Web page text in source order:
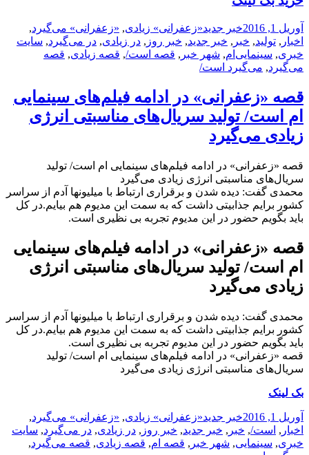
ارسال
شده
در
آوریل 1, 2016 نویسنده
دسته‌ها
خبر جدیدبرچسب‌ها
«زعفرانی» زیادی, «زعفرانی» می‌گیرد,
اخبار , تولید, خبر , خبر جدید, خبر روز , در زیادی, در می‌گیرد, سایت
خبری, سینمایی‌ام, شهر خبر , قصه است/, قصه زیادی, قصه
می‌گیرد, می‌گیرد است/
قصه «زعفرانی» در ادامه فیلم‌های سینمایی
ام است/ تولید سریال‌های مناسبتی انرژی
زیادی می‌گیرد
قصه «زعفرانی» در ادامه فیلم‌های سینمایی ام است/ تولید
سریال‌های مناسبتی انرژی زیادی می‌گیرد
محمدی گفت: دیده شدن و برقراری ارتباط با میلیونها آدم از سراسر
کشور برایم جذابیتی داشت که به سمت این مدیوم هم بیایم.در کل
باید بگویم حضور در این مدیوم تجربه بی نظیری است.
قصه «زعفرانی» در ادامه فیلم‌های سینمایی
ام است/ تولید سریال‌های مناسبتی انرژی
زیادی می‌گیرد
محمدی گفت: دیده شدن و برقراری ارتباط با میلیونها آدم از سراسر
کشور برایم جذابیتی داشت که به سمت این مدیوم هم بیایم.در کل
باید بگویم حضور در این مدیوم تجربه بی نظیری است.
قصه «زعفرانی» در ادامه فیلم‌های سینمایی ام است/ تولید
سریال‌های مناسبتی انرژی زیادی می‌گیرد
بک لینک
ارسال
شده
در
آوریل 1, 2016 نویسنده
دسته‌ها
خبر جدیدبرچسب‌ها
«زعفرانی» زیادی, «زعفرانی» می‌گیرد,
اخبار , است/, خبر , خبر جدید, خبر روز , در زیادی, در می‌گیرد, سایت
خبری, سینمایی, شهر خبر , قصه ام, قصه زیادی, قصه می‌گیرد,